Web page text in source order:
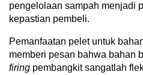
pengelolaan sampah menjadi
kepastian pembeli.
Pemanfaatan pelet untuk
memberi pesan bahwa bahan
firing pembangkit sangatlah